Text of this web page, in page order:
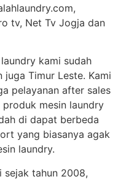
tv, Net Tv Jogja dan
kami sudah
juga Timur Leste. Kami
pelayanan after sales
mesin laundry
di dapat berbeda
yang biasanya agak
laundry.
sejak tahun 2008,